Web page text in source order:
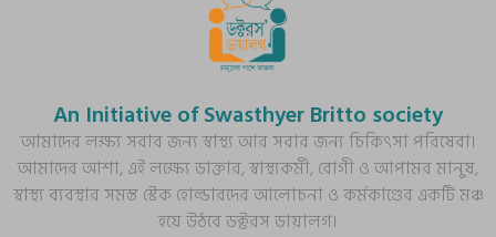
An Initiative of Swasthyer Britto society
আমাদের লক্ষ্য সবার জন্য স্বাস্থ্য আর সবার জন্য চিকিৎসা পরিষেবা।
আমাদের আশা, এই লক্ষ্যে ডাক্তার, স্বাস্থ্যকর্মী, রোগী ও আপামর মানুষ,
স্বাস্থ্য ব্যবস্থার সমস্ত স্টেক হোল্ডারদের আলোচনা ও কর্মকাণ্ডের একটি মঞ্চ
হয়ে উঠবে ডক্টরস ডায়ালগ।